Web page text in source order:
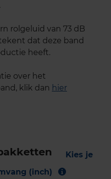
rolgeluid van 73 dB
dat deze band
heeft.
over het
klik dan hier
Kies je
(inch)